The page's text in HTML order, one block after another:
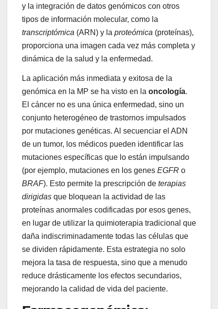
y la integración de datos genómicos con otros
tipos de información molecular, como la
transcriptómica (ARN) y la proteómica (proteínas),
proporciona una imagen cada vez más completa y
dinámica de la salud y la enfermedad.
La aplicación más inmediata y exitosa de la
genómica en la MP se ha visto en la oncología.
El cáncer no es una única enfermedad, sino un
conjunto heterogéneo de trastornos impulsados
por mutaciones genéticas. Al secuenciar el ADN
de un tumor, los médicos pueden identificar las
mutaciones específicas que lo están impulsando
(por ejemplo, mutaciones en los genes EGFR o
BRAF). Esto permite la prescripción de terapias
dirigidas que bloquean la actividad de las
proteínas anormales codificadas por esos genes,
en lugar de utilizar la quimioterapia tradicional que
daña indiscriminadamente todas las células que
se dividen rápidamente. Esta estrategia no solo
mejora la tasa de respuesta, sino que a menudo
reduce drásticamente los efectos secundarios,
mejorando la calidad de vida del paciente.